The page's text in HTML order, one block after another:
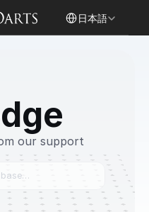
日本語
our support
base…